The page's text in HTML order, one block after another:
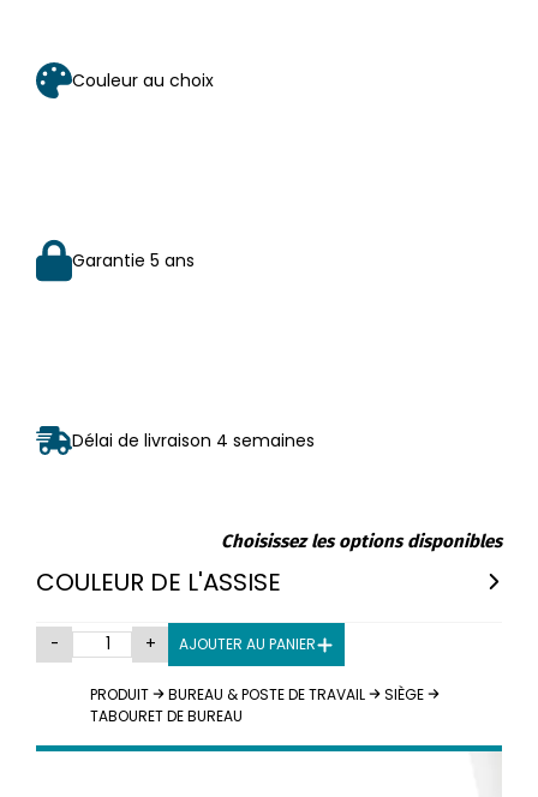
PRODUIT BUREAU & POSTE DE TRAVAIL
SIÈGE
TABOURET DE BUREAU
Couleur au choix
Garantie 5 ans
Délai de livraison 4 semaines
Choisissez les options disponibles
COULEUR DE L'ASSISE
- + AJOUTER AU PANIER